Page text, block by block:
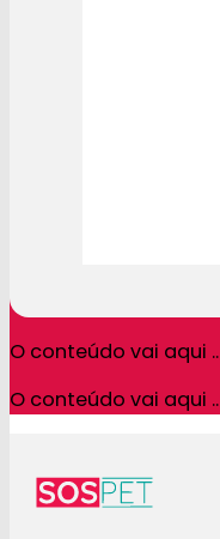
O conteúdo vai aqui ..
O conteúdo vai aqui